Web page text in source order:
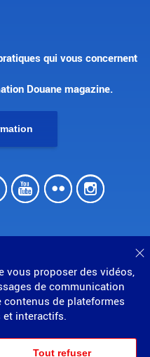
vous proposer des vidéos,
de communication
contenus de plateformes
et interactifs.
Tout refuser
qui vous concernent
Douane magazine.
Youtube
Flickr
droits indirects
: partiellement conforme